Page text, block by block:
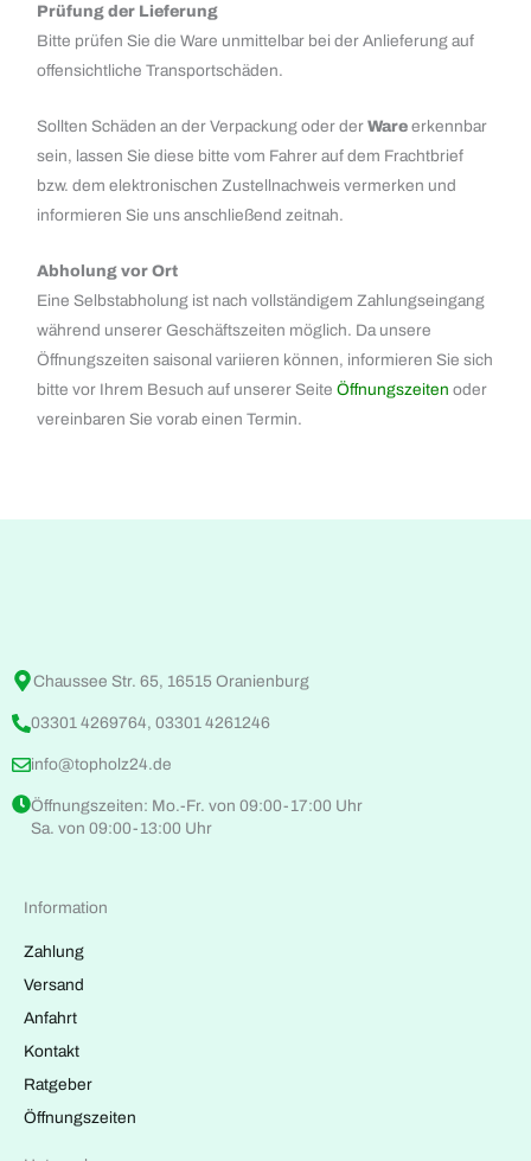
Prüfung der Lieferung
Bitte prüfen Sie die Ware unmittelbar bei der Anlieferung auf
offensichtliche Transportschäden.
Sollten Schäden an der Verpackung oder derWare erkennbar
sein, lassen Sie diese bitte vom Fahrer auf dem Frachtbrief
bzw. dem elektronischen Zustellnachweis vermerken und
informieren Sie uns anschließend zeitnah.
Abholung vor Ort
Eine Selbstabholung ist nach vollständigem Zahlungseingang
während unserer Geschäftszeiten möglich. Da unsere
Öffnungszeiten saisonal variieren können, informieren Sie sich
bitte vor Ihrem Besuch auf unserer SeiteÖffnungszeiten oder
vereinbaren Sie vorab einen Termin.
Chaussee Str. 65, 16515 Oranienburg
03301 4269764, 03301 4261246
info@topholz24.de
Öffnungszeiten: Mo.-Fr. von 09:00-17:00 Uhr
Sa. von 09:00-13:00 Uhr
Information
Zahlung
Versand
Anfahrt
Kontakt
Ratgeber
Öffnungszeiten